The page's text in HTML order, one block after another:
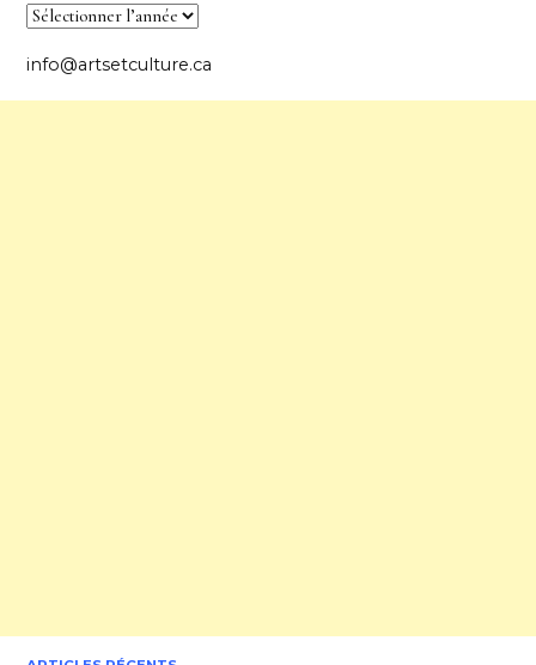
info@artsetculture.ca